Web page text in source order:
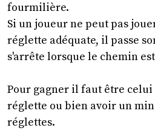
fourmilière.
Si un joueur ne peut pas
réglette adéquate, il passe
s'arrête lorsque le chemin
Pour gagner il faut être celui
réglette ou bien avoir un
réglettes.